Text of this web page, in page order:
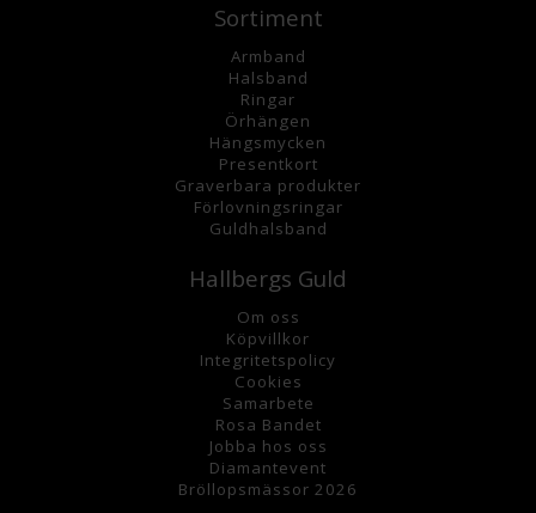
Sortiment
Armband
Halsband
Ringar
Örhängen
Hängsmycken
Presentkort
Graverbara produkter
Förlovningsringar
Guldhalsband
Hallbergs Guld
Om oss
Köpvillkor
Integritetspolicy
Cookies
Samarbete
Rosa Bandet
Jobba hos oss
Diamantevent
Bröllopsmässor 2026